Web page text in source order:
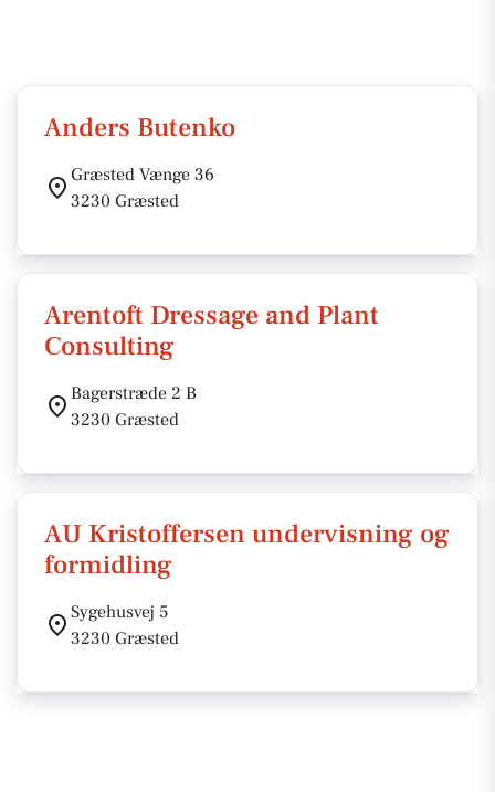
Anders Butenko
Græsted Vænge 36
3230 Græsted
Arentoft Dressage and Plant
Consulting
Bagerstræde 2 B
3230 Græsted
AU Kristoffersen undervisning og
formidling
Sygehusvej 5
3230 Græsted